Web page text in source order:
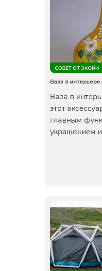
СОВЕТ ОТ ЭКОЙИ
Ваза в интерьере
Ваза в
этот
главным
украшением